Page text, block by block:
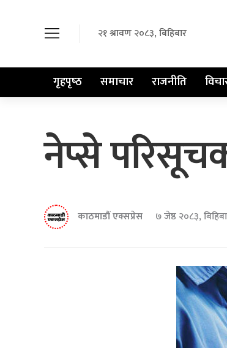
२१ श्रावण २०८३, बिहिबार
गृहपृष्‍ठ समाचार राजनीति
नेप्से
काठमाडौं एक्सप्रेस ७ जेष्ठ २०८३,